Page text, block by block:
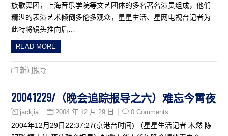
族歌舞团，上海音乐学院等文艺团体的多名著名演员组成，他们
精湛的表演艺术倾倒多伦多观众，星星生活、星网电视台记者为
此特将镜头推向后…
READ MORE
新闻报导
20041229/（晚会追踪报导之六）难忘今霄夜
jackjia 2004 年 12 月 29 日 0 Comments
2004年12月29日22:37:27(京港台时间) （星星生活记者 木然 陈